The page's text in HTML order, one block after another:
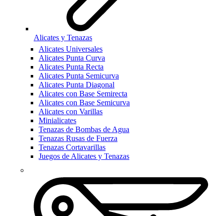
Alicates y Tenazas
Alicates Universales
Alicates Punta Curva
Alicates Punta Recta
Alicates Punta Semicurva
Alicates Punta Diagonal
Alicates con Base Semirecta
Alicates con Base Semicurva
Alicates con Varillas
Minialicates
Tenazas de Bombas de Agua
Tenazas Rusas de Fuerza
Tenazas Cortavarillas
Juegos de Alicates y Tenazas